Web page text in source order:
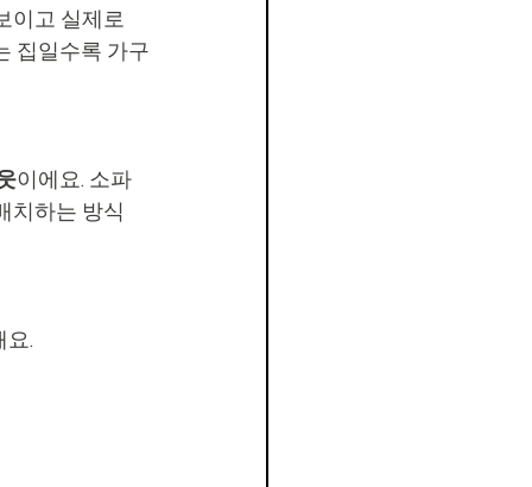
이고 실제로
집일수록 가구
이에요. 소파
치하는 방식
요.